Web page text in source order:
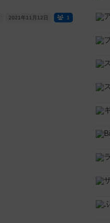
2021年11月12日 1